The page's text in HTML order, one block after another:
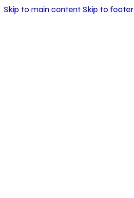
Skip to main content Skip to footer